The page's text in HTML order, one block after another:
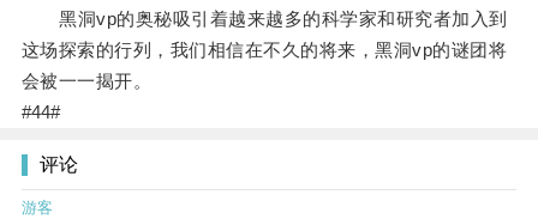
黑洞vp的奥秘吸引着越来越多的科学家和研究者加入到
这场探索的行列，我们相信在不久的将来，黑洞vp的谜团将
会被一一揭开。
#44#
评论
游客